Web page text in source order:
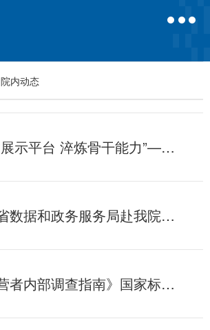
院内动态
“搭建展示平台 淬炼骨干能力”——我院圆满完成干部岗位适配能力综合评估工作
陕西省数据和政务服务局赴我院调研企业电子印章工作
《经营者内部调查指南》国家标准技术审查会在上海举行